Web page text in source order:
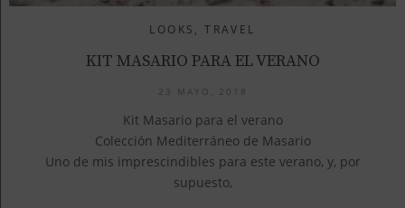
LOOKS ,TRAVEL
KIT MASARIO PARA EL VERANO
23 MAYO, 2018
Kit Masario para el verano
Colección Mediterráneo de Masario
Uno de mis imprescindibles para este verano, y, por
supuesto,